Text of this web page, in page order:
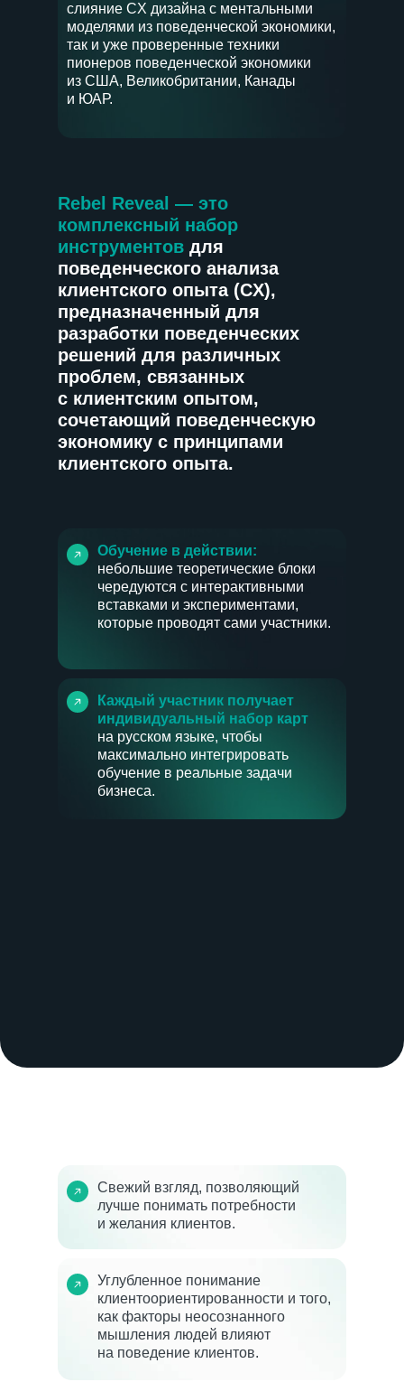
слияние CX дизайна с ментальными
моделями из поведенческой экономики,
так и уже проверенные техники
пионеров поведенческой экономики
из США, Великобритании, Канады
и ЮАР.
Rebel Reveal — это
комплексный набор
инструментов для
поведенческого анализа
клиентского опыта (CX),
предназначенный для
разработки поведенческих
решений для различных
проблем, связанных
с клиентским опытом,
сочетающий поведенческую
экономику с принципами
клиентского опыта.
Обучение в действии:
небольшие теоретические блоки
чередуются с интерактивными
вставками и экспериментами,
которые проводят сами участники.
Каждый участник получает
индивидуальный набор карт
на русском языке, чтобы
максимально интегрировать
обучение в реальные задачи
бизнеса.
Свежий взгляд, позволяющий
лучше понимать потребности
и желания клиентов.
Углубленное понимание
клиентоориентированности и того,
как факторы неосознанного
мышления людей влияют
на поведение клиентов.